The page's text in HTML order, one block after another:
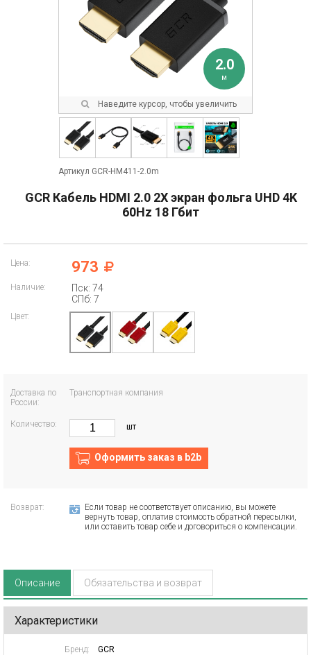
2.0
м
Наведите курсор, чтобы увеличить
Артикул GCR-HM411-2.0m
GCR Кабель HDMI 2.0 2Х экран фольга UHD 4K
60Hz 18 Гбит
Цена: 973
Наличие:
Пск: 74
СПб: 7
Цвет:
Доставка по
России:
Транспортная компания
Количество: шт
Оформить заказ в b2b
Возврат:
Если товар не соответствует описанию, вы можете
вернуть товар, оплатив стоимость обратной пересылки,
или оставить товар себе и договориться о компенсации.
Описание Обязательства и возврат
Характеристики
Бренд:
GCR